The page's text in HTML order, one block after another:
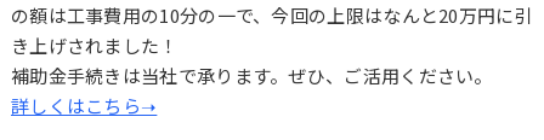
の額は工事費用の10分の一で、今回の上限はなんと20万円に引
き上げされました！
補助金手続きは当社で承ります。ぜひ、ご活用ください。
詳しくはこちら➝